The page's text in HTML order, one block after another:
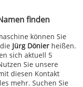
finden
können Sie
Jürg Dönierheißen.
sich aktuell 5
Sie unsere
diesen Kontakt
mehr. Suchen Sie